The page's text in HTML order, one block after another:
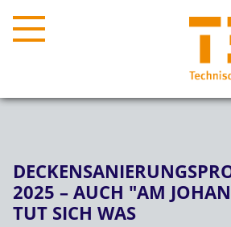
2025 – AUCH "AM
TUT SICH WAS